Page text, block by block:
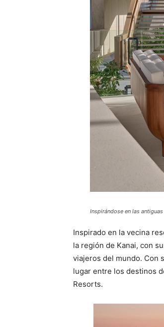
Inspirándose en las
Inspirado en la vecina
la región de Kanai, con
viajeros del mundo. Con
lugar entre los destinos
Resorts.